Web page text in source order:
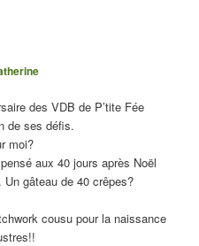
des VDB de P’tite Fée
de ses défis.
moi?
aux 40 jours après Noël
gâteau de 40 crêpes?
cousu pour la naissance